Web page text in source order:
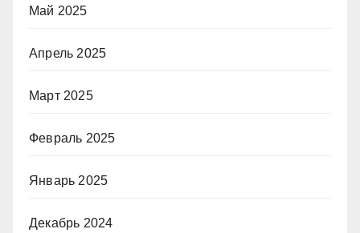
Май 2025
Апрель 2025
Март 2025
Февраль 2025
Январь 2025
Декабрь 2024